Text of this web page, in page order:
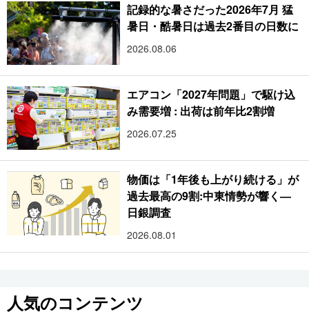
記録的な暑さだった2026年7月 猛
暑日・酷暑日は過去2番目の日数に
2026.08.06
エアコン「2027年問題」で駆け込
み需要増 : 出荷は前年比2割増
2026.07.25
物価は「1年後も上がり続ける」が
過去最高の9割:中東情勢が響く―
日銀調査
2026.08.01
人気のコンテンツ